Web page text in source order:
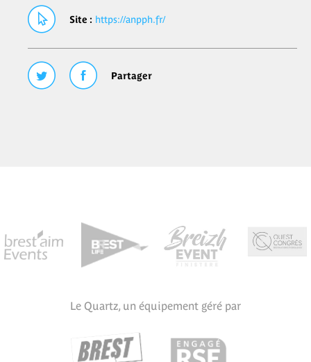
Site : https://anpph.fr/
Partager
Le Quartz, un équipement géré par